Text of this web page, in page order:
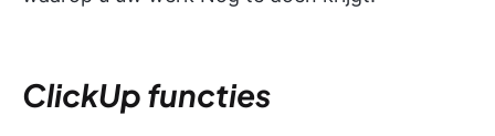
ClickUp functies